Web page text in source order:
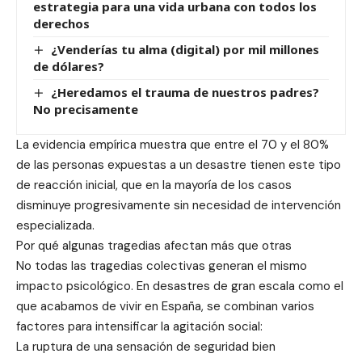
estrategia para una vida urbana con todos los
derechos
¿Venderías tu alma (digital) por mil millones
de dólares?
¿Heredamos el trauma de nuestros padres?
No precisamente
La evidencia empírica muestra que entre el 70 y el 80%
de las personas expuestas a un desastre tienen este tipo
de reacción inicial, que en la mayoría de los casos
disminuye progresivamente sin necesidad de intervención
especializada.
Por qué algunas tragedias afectan más que otras
No todas las tragedias colectivas generan el mismo
impacto psicológico. En desastres de gran escala como el
que acabamos de vivir en España, se combinan varios
factores para intensificar la agitación social:
La ruptura de una sensación de seguridad bien